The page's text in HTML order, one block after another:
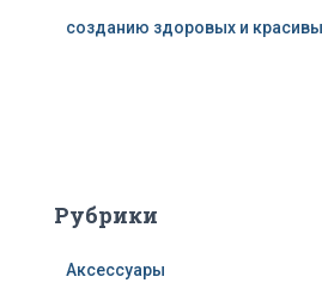
созданию здоровых и
Рубрики
Аксессуары